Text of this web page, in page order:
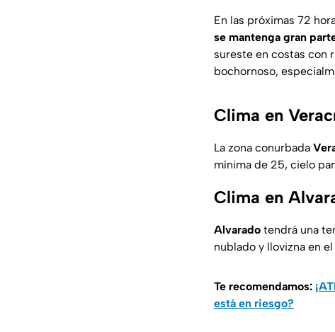
En las próximas 72
se mantenga gran
sureste en costas con
bochornoso,
Clima en
La zona conurbada
mínima de 25, cielo
Clima en
Alvarado tendrá una
nublado y llovizna en
Te recomendamos:
está en riesgo?